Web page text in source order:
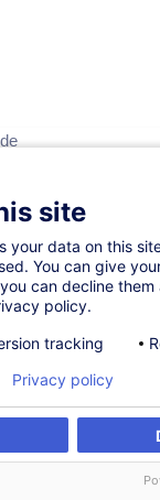
Formation
(+3% TVA)
base, variable selon
site
your data on this
You can give
can decline them
policy.
tracking
Privacy policy